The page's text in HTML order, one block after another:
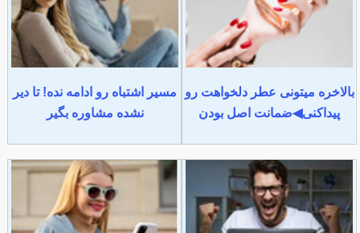
بالاخره میتونی عطر دلخواهت رو
پیداکنی◀ضمانت اصل بودن
مسیر اشتباه رو ادامه نده! تا دیر
نشده مشاوره بگیر